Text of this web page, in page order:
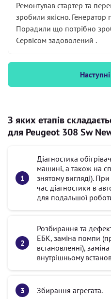
Ремонтував стартер та
зробили якісно. Генератор
Порадили що потрібно
Сервісом задоволений .
З яких етапів
для Peugeot 308 Sw
Діагностика
машині, а також на
знятому вигляді).
час діагностики в
для подальшої
Розбирання та
ЕБК, заміна помпи
встановленні),
внутрішньому
Збирання агрегата.